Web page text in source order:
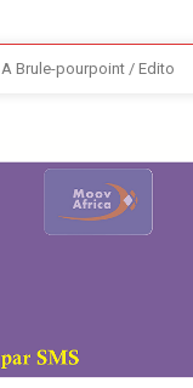
A Brule-pourpoint / Edito